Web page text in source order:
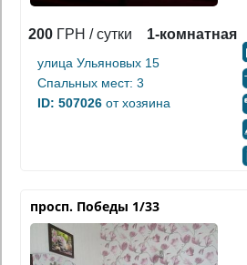
200 ГРН / сутки 1-комнатная
улица Ульяновых 15
Спальных мест: 3
ID: 507026 от хозяина
просп. Победы 1/33